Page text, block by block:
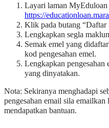
Layari laman MyEduloan
https://
Klik pada butang “Daftar
Lengkapkan segla
Semak emel yang
kod pengesahan emel.
Lengkapkan
yang dinyatakan.
Nota: Sekiranya menghadapi
pengesahan email sila emailkan
mendapatkan bantuan.